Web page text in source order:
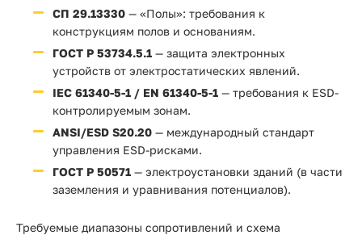
СП 29.13330 — «Полы»: требования к
конструкциям полов и основаниям.
ГОСТ Р 53734.5.1 — защита электронных
устройств от электростатических явлений.
IEC 61340-5-1 / EN 61340-5-1 — требования к ESD-
контролируемым зонам.
ANSI/ESD S20.20 — международный стандарт
управления ESD-рисками.
ГОСТ Р 50571 — электроустановки зданий (в части
заземления и уравнивания потенциалов).
Требуемые диапазоны сопротивлений и схема